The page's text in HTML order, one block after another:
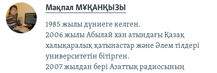
Мақпал МҰҚАНҚЫЗЫ
1985 жылы дүниеге келген.
2006 жылы Абылай хан атындағы Қазақ
халықаралық қатынастар және Әлем тілдері
университетін бітірген.
2007 жылдан бері Азаттық радиосының